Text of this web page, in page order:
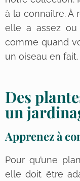
à la connaître. À
elle a assez
comme quand
un oiseau en fait.
Des
un
Apprenez à
Pour qu’une
elle doit être